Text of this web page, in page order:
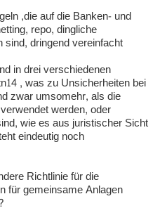
,die auf die Banken- und
repo, dingliche
dringend vereinfacht
in drei verschiedenen
, was zu Unsicherheiten bei
zwar umsomehr, als die
werden, oder
wie es aus juristischer Sicht
eindeutig noch
Richtlinie für die
für gemeinsame Anlagen